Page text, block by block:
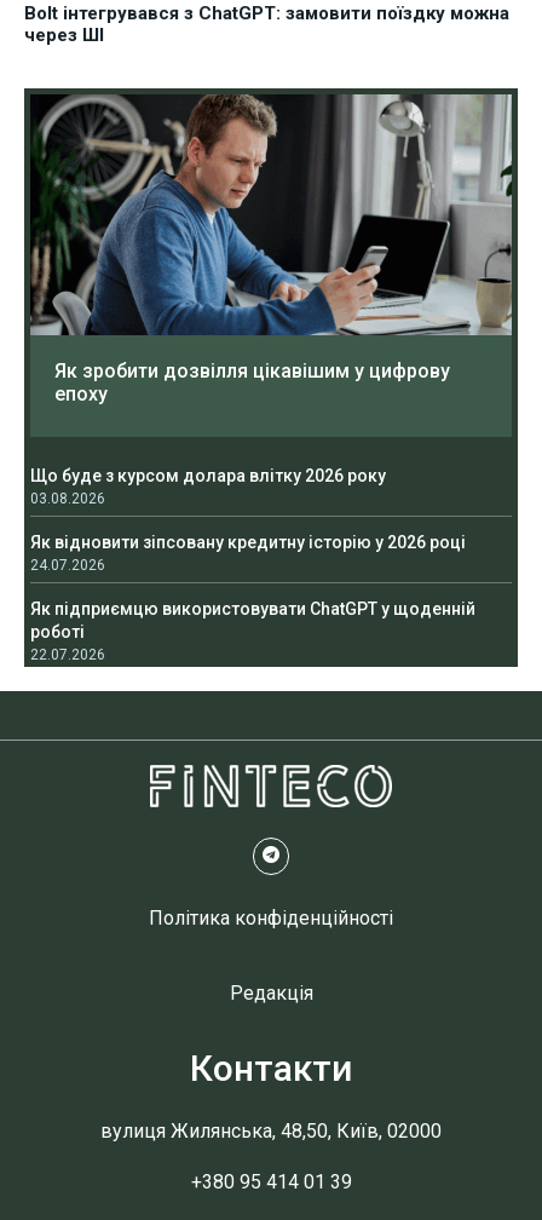
Bolt інтегрувався з ChatGPT: замовити поїздку можна
через ШІ
Як зробити дозвілля цікавішим у цифрову
епоху
Що буде з курсом долара влітку 2026 року
03.08.2026
Як відновити зіпсовану кредитну історію у 2026 році
24.07.2026
Як підприємцю використовувати ChatGPT у щоденній
роботі
22.07.2026
Політика конфіденційності
Редакція
Контакти
вулиця Жилянська, 48,50, Київ, 02000
+380 95 414 01 39